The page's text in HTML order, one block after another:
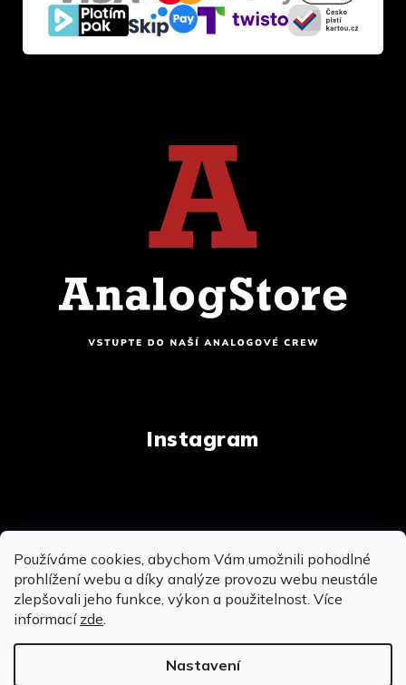
Používáme cookies, abychom Vám umožnili pohodlné
prohlížení webu a díky analýze provozu webu neustále
zlepšovali jeho funkce, výkon a použitelnost. Více
informací zde.
Nastavení
Instagram
Vytvořil Shoptet
vyhrazena.Upravit nastavení cookies